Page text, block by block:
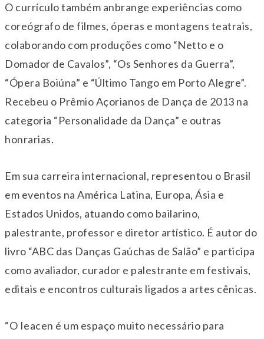
O currículo também anbrange experiências como
coreógrafo de filmes, óperas e montagens teatrais,
colaborando com produções como “Netto e o
Domador de Cavalos”, “Os Senhores da Guerra”,
“Ópera Boiúna” e “Último Tango em Porto Alegre”.
Recebeu o Prêmio Açorianos de Dança de 2013 na
categoria “Personalidade da Dança” e outras
honrarias.
Em sua carreira internacional, representou o Brasil
em eventos na América Latina, Europa, Ásia e
Estados Unidos, atuando como bailarino,
palestrante, professor e diretor artístico. É autor do
livro “ABC das Danças Gaúchas de Salão” e participa
como avaliador, curador e palestrante em festivais,
editais e encontros culturais ligados a artes cênicas.
“O Ieacen é um espaço muito necessário para